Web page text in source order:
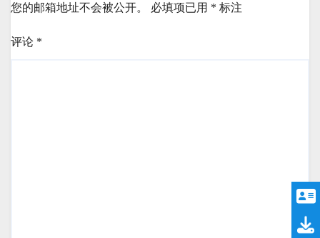
您的邮箱地址不会被公开。 必填项已用 * 标注
评论 *